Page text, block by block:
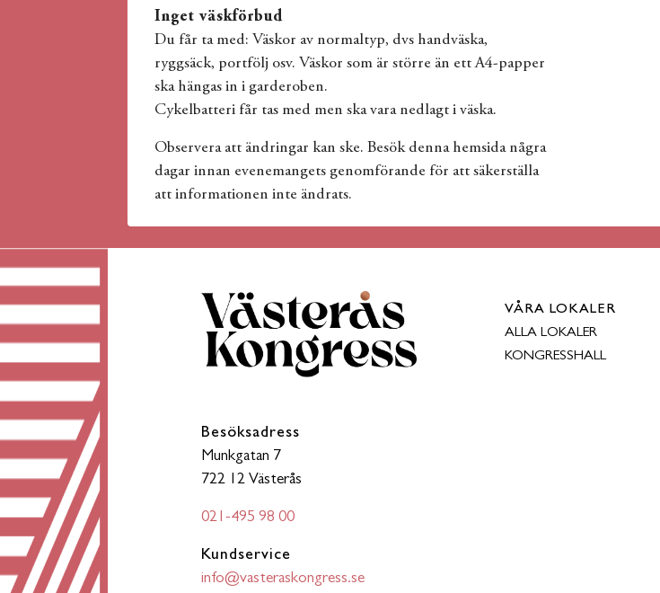
Inget väskförbud
Du får ta med: Väskor av normaltyp, dvs handväska,
ryggsäck, portfölj osv. Väskor som är större än ett A4-papper
ska hängas in i garderoben.
Cykelbatteri får tas med men ska vara nedlagt i väska.
Observera att ändringar kan ske. Besök denna hemsida några
dagar innan evenemangets genomförande för att säkerställa
att informationen inte ändrats.
Besöksadress
Munkgatan 7
722 12 Västerås
021-495 98 00
Kundservice
info@vasteraskongress.se
VÅRA LOKALER
ALLA LOKALER
KONGRESSHALL